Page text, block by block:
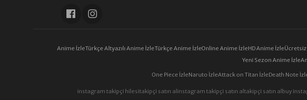
Anime İzleTürkçe Altyazılı Anime İzleTürkçe Anime İzleOnline Anime İzleHD Anime İzle
Yeni Sezon Anime İzle
One Piece İzleNaruto İzleAttack on Titan İzleDeath Note
instagram takipçi hilesitakipçi satın al instagram takipçi satın al takipçi satın al buy